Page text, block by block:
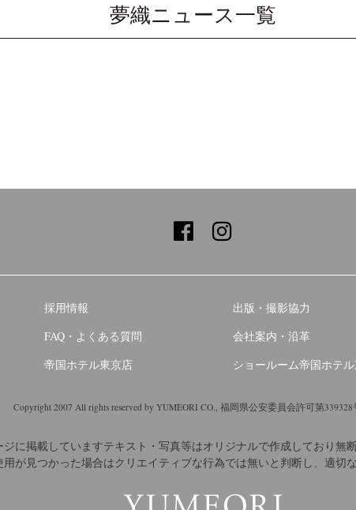
夢織ニュース一覧
採用情報 出版・撮影協力
FAQ・よくある質問 会社案内・沿革
帝国ホテル東京店 ショールーム帝国ホテ
Copyright 2007 All rights reserved by YUMEORI CO., 福岡県公安委員会許可第339328
に掲載していますテキスト・写真等はオリジナルで作成しており無
が見つかった場合はクリエイティブな行為では無いと判断し、適切